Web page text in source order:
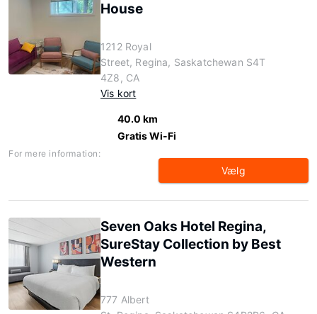
House
1212 Royal
Street, Regina, Saskatchewan S4T
4Z8, CA
Vis kort
40.0 km
Gratis Wi-Fi
For mere information:
Vælg
Seven Oaks Hotel Regina,
SureStay Collection by Best
Western
777 Albert